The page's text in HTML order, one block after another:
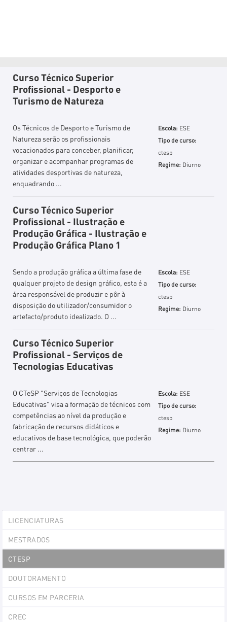
Curso Técnico Superior
Profissional - Desporto e
Turismo de Natureza
Os Técnicos de Desporto e Turismo de
Natureza serão os profissionais
vocacionados para conceber, planificar,
organizar e acompanhar programas de
atividades desportivas de natureza,
enquadrando ...
Escola: ESE
Tipo de curso:
ctesp
Regime: Diurno
Curso Técnico Superior
Profissional - Ilustração e
Produção Gráfica - Ilustração e
Produção Gráfica Plano 1
Sendo a produção gráfica a última fase de
qualquer projeto de design gráfico, esta é a
área responsável de produzir e pôr à
disposição do utilizador/consumidor o
artefacto/produto idealizado. O ...
Escola: ESE
Tipo de curso:
ctesp
Regime: Diurno
Curso Técnico Superior
Profissional - Serviços de
Tecnologias Educativas
O CTeSP "Serviços de Tecnologias
Educativas" visa a formação de técnicos com
competências ao nível da produção e
fabricação de recursos didáticos e
educativos de base tecnológica, que poderão
centrar ...
Escola: ESE
Tipo de curso:
ctesp
Regime: Diurno
Portlet
LICENCIATURAS
MESTRADOS
CTESP
DOUTORAMENTO
CURSOS EM PARCERIA
CREC